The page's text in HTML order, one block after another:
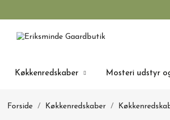
Køkkenredskaber Mosteri udstyr
Forside Køkkenredskaber